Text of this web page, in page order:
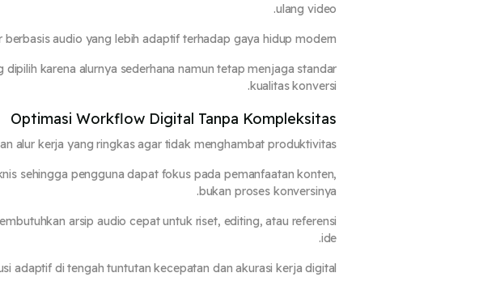
ulang video.
audio yang lebih adaptif terhadap gaya hidup modern.
dipilih karena alurnya sederhana namun tetap menjaga standar
kualitas konversi.
Optimasi Workflow Digital Tanpa Kompleksitas
alur kerja yang ringkas agar tidak menghambat produktivitas.
sehingga pengguna dapat fokus pada pemanfaatan konten,
bukan proses konversinya.
arsip audio cepat untuk riset, editing, atau referensi
ide.
adaptif di tengah tuntutan kecepatan dan akurasi kerja digital.